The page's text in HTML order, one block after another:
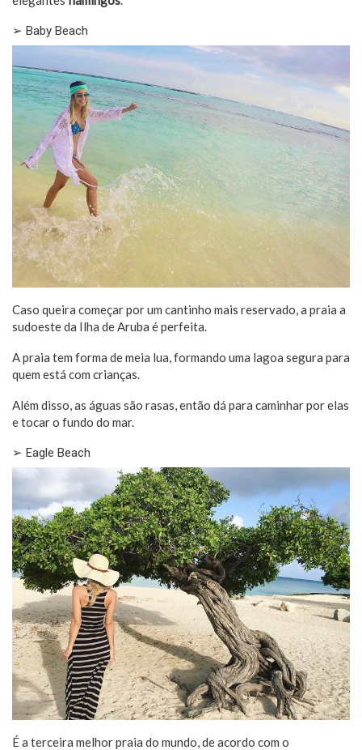
➢ Baby Beach
Caso queira começar por um cantinho mais reservado, a praia a
sudoeste da Ilha de Aruba é perfeita.
A praia tem forma de meia lua, formando uma lagoa segura para
quem está com crianças.
Além disso, as águas são rasas, então dá para caminhar por elas
e tocar o fundo do mar.
➢ Eagle Beach
É a terceira melhor praia do mundo, de acordo com o